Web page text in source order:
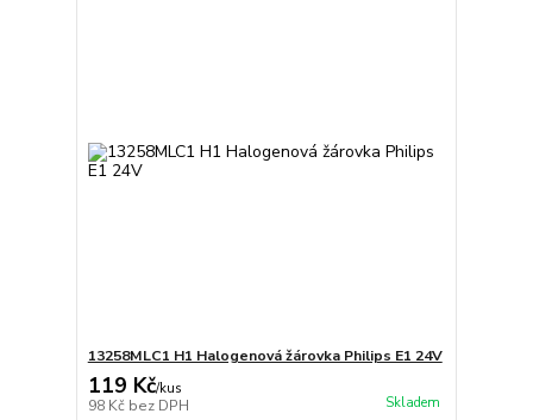
13258MLC1 H1 Halogenová žárovka Philips E1 24V
119 Kč/kus
98 Kč bez DPH Skladem